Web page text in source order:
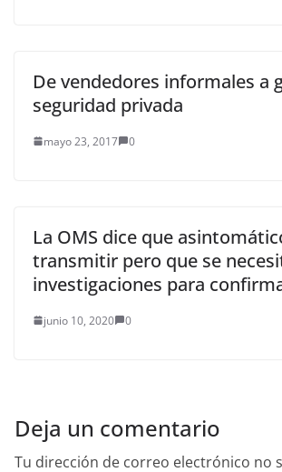
De vendedores informales a
seguridad privada
mayo 23, 2017 0
La OMS dice que
transmitir pero que se
investigaciones para
junio 10, 2020 0
Deja un comentario
Tu dirección de correo electrónico no